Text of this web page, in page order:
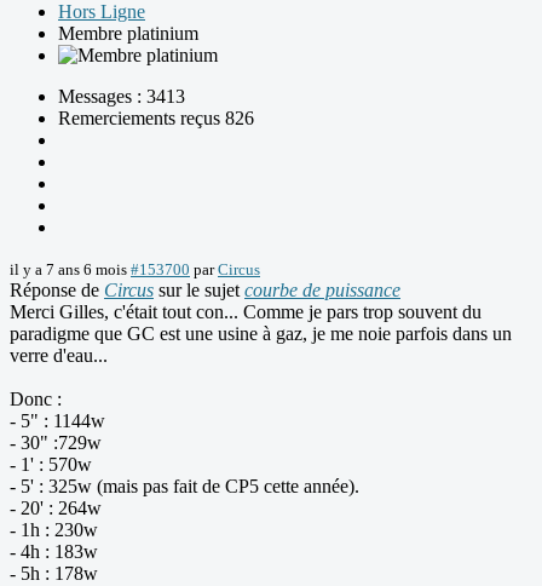
Hors Ligne
Membre platinium
Messages : 3413
Remerciements reçus 826
il y a 7 ans 6 mois #153700 parCircus
Réponse de Circus sur le sujet courbe de puissance
Merci Gilles, c'était tout con... Comme je pars trop souvent du
paradigme que GC est une usine à gaz, je me noie parfois dans un
verre d'eau...
Donc :
- 5" : 1144w
- 30" :729w
- 1' : 570w
- 5' : 325w (mais pas fait de CP5 cette année).
- 20' : 264w
- 1h : 230w
- 4h : 183w
- 5h : 178w